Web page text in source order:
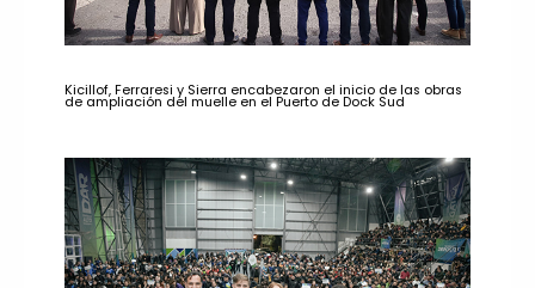
Kicillof, Ferraresi y Sierra encabezaron el inicio de las obras
de ampliación del muelle en el Puerto de Dock Sud